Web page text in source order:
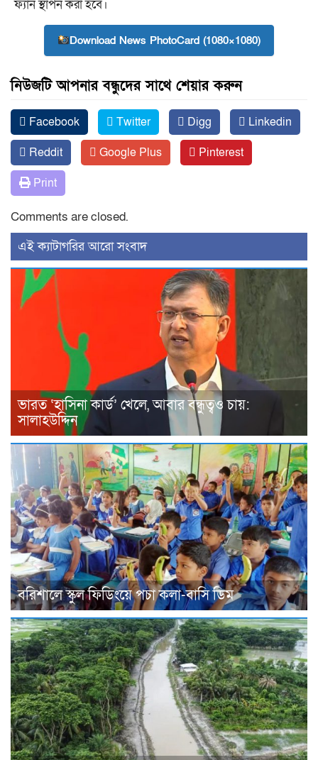
ফ্যান স্থাপন করা হবে।
Download News PhotoCard (1080×1080)
নিউজটি আপনার বন্ধুদের সাথে শেয়ার করুন
Facebook Twitter Digg
Linkedin
Reddit
Google Plus
Pinterest
Print
Comments are closed.
‍এই ক্যাটাগরির ‍আরো সংবাদ
ভারত ‘হাসিনা কার্ড’ খেলে, আবার বন্ধুত্বও চায়:
সালাহউদ্দিন
বরিশালে স্কুল ফিডিংয়ে পচা কলা-বাসি ডিম